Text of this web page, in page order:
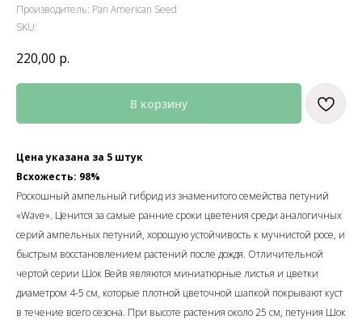
Производитель: Pan American Seed
SKU:
220,00 р.
В корзину
Цена указана за 5 штук
Всхожесть: 98%
Роскошный ампельный гибрид из знаменитого семейства петуний
«Wave». Ценится за самые ранние сроки цветения среди аналогичных
серий ампельных петуний, хорошую устойчивость к мучнистой росе, и
быстрым восстановлением растений после дождя. Отличительной
чертой серии Шок Вейв являются миниатюрные листья и цветки
диаметром 4-5 см, которые плотной цветочной шапкой покрывают куст
в течение всего сезона. При высоте растения около 25 см, петуния Шок